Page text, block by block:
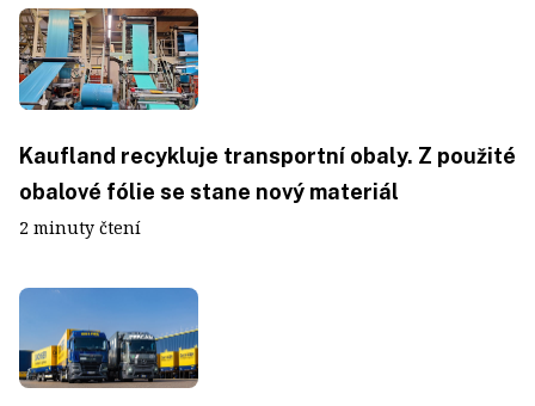
Kaufland recykluje transportní obaly. Z použité
obalové fólie se stane nový materiál
2 minuty čtení